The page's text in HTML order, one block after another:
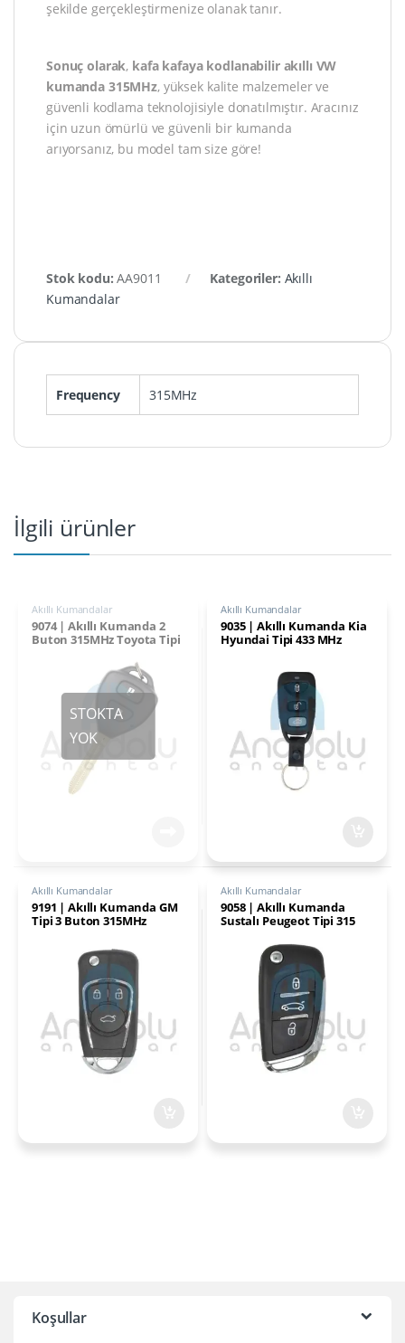
şekilde gerçekleştirmenize olanak tanır.
Sonuç olarak, kafa kafaya kodlanabilir akıllı VW
kumanda 315MHz, yüksek kalite malzemeler ve
güvenli kodlama teknolojisiyle donatılmıştır. Aracınız
için uzun ömürlü ve güvenli bir kumanda
arıyorsanız, bu model tam size göre!
Stok kodu:AA9011 Kategoriler: Akıllı
Kumandalar
Frequency 315MHz
İlgili ürünler
Akıllı Kumandalar
9074 | Akıllı Kumanda 2
Buton 315MHz Toyota Tipi
Akıllı Kumandalar
9035 | Akıllı Kumanda Kia
Hyundai Tipi 433 MHz
Akıllı Kumandalar
9191 | Akıllı Kumanda GM
Tipi 3 Buton 315MHz
Akıllı Kumandalar
9058 | Akıllı Kumanda
Sustalı Peugeot Tipi 315
Koşullar